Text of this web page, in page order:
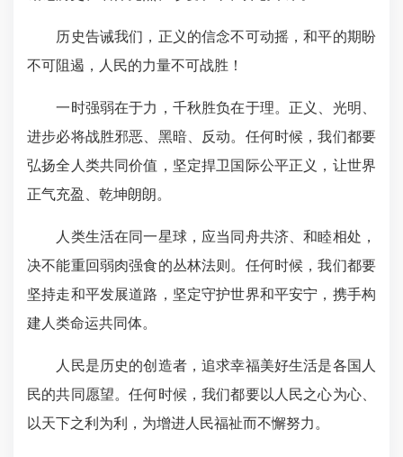
历史告诫我们，正义的信念不可动摇，和平的期盼
不可阻遏，人民的力量不可战胜！
一时强弱在于力，千秋胜负在于理。正义、光明、
进步必将战胜邪恶、黑暗、反动。任何时候，我们都要
弘扬全人类共同价值，坚定捍卫国际公平正义，让世界
正气充盈、乾坤朗朗。
人类生活在同一星球，应当同舟共济、和睦相处，
决不能重回弱肉强食的丛林法则。任何时候，我们都要
坚持走和平发展道路，坚定守护世界和平安宁，携手构
建人类命运共同体。
人民是历史的创造者，追求幸福美好生活是各国人
民的共同愿望。任何时候，我们都要以人民之心为心、
以天下之利为利，为增进人民福祉而不懈努力。